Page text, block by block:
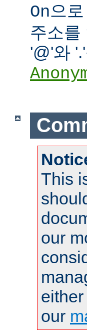
On으
주소를
'@'와
This
our
our